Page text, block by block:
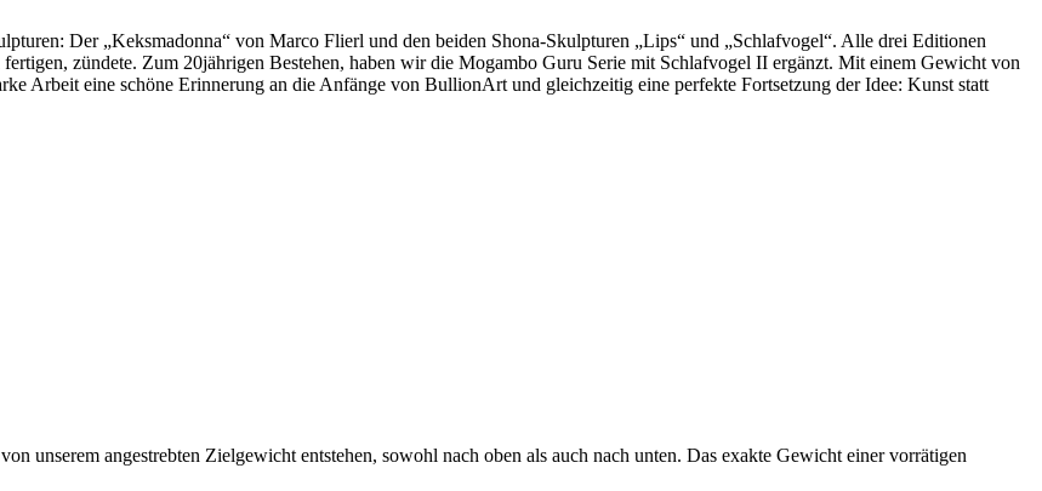
Der „Keksmadonna“ von Marco Flierl und den beiden Sho­na­-Skulpturen „Lips“ und „Schlafvogel“. Alle drei Editio­nen
zündete. Zum 20­jährigen Bestehen, haben wir die Mogambo­ Guru­ Serie mit Schlaf­vogel II ergänzt. Mit einem Gewicht von
Arbeit eine schöne Erinnerung an die An­fänge von BullionArt und gleichzeitig ei­ne perfekte Fortsetzung der Idee: Kunst statt
unserem angestrebten Zielgewicht entstehen, sowohl nach oben als auch nach unten. Das exakte Gewicht einer vorrätigen